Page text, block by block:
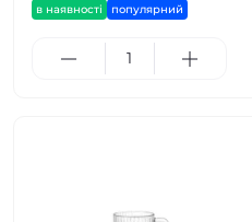
в наявності популярний